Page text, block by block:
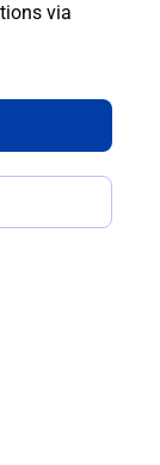
via
?